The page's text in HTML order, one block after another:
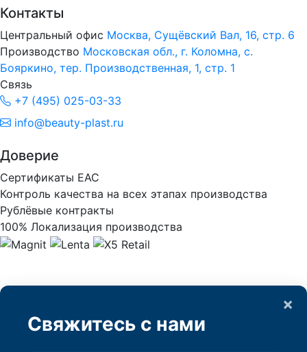
Контакты
Центральный офис Москва, Сущёвский Вал, 16, стр. 6
Производство Московская обл., г. Коломна, с.
Бояркино, тер. Производственная, 1, стр. 1
Связь
+7 (495) 025-03-33
info@beauty-plast.ru
Доверие
Сертификаты ЕАС
Контроль качества на всех этапах производства
Рублёвые контракты
100% Локализация производства
×
Свяжитесь с нами